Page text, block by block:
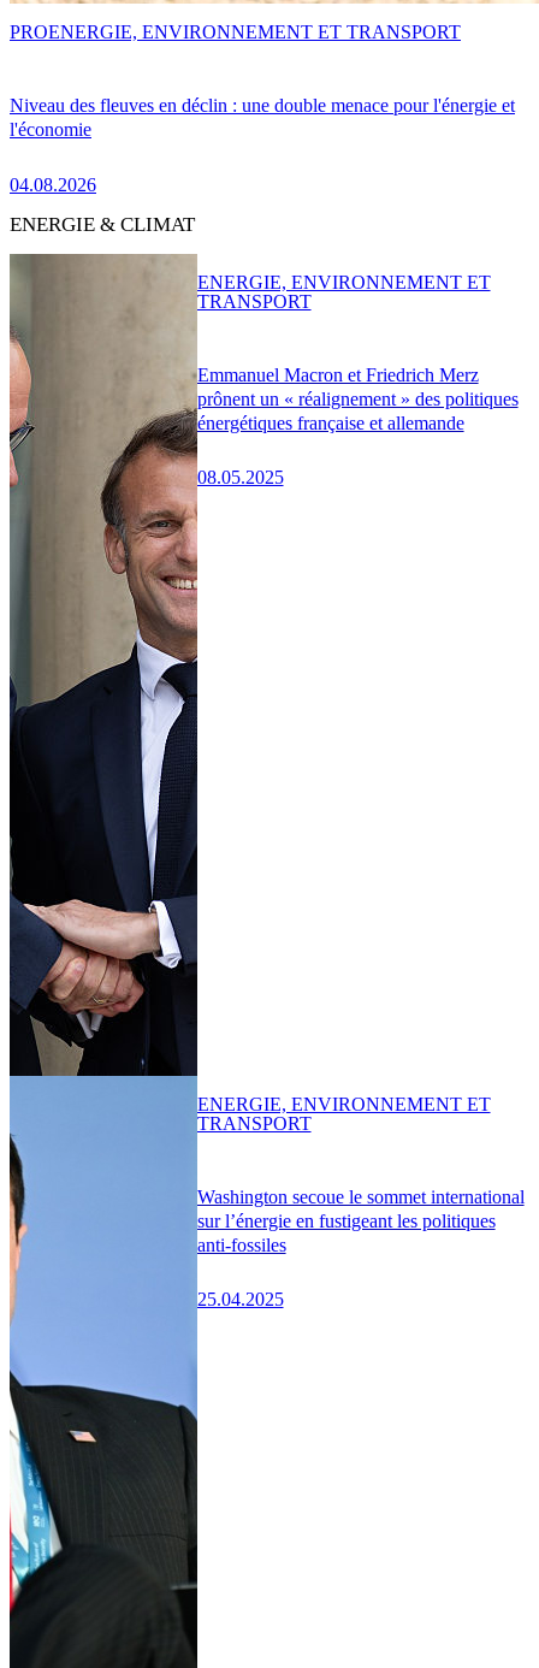
Niveau des fleuves en déclin : une double menace pour l'énergie et
l'économie
04.08.2026
PROENERGIE, ENVIRONNEMENT ET TRANSPORT
ENERGIE & CLIMAT
Emmanuel Macron et Friedrich Merz
prônent un « réalignement » des politiques
énergétiques française et allemande
08.05.2025
ENERGIE, ENVIRONNEMENT ET
TRANSPORT
Washington secoue le sommet international
sur l’énergie en fustigeant les politiques
anti-fossiles
25.04.2025
ENERGIE, ENVIRONNEMENT ET
TRANSPORT